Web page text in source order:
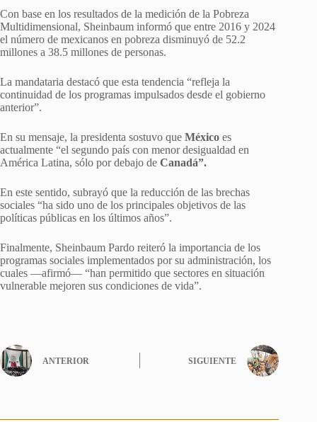
Con base en los resultados de la medición de la Pobreza
Multidimensional, Sheinbaum informó que entre 2016 y 2024
el número de mexicanos en pobreza disminuyó de 52.2
millones a 38.5 millones de personas.
La mandataria destacó que esta tendencia “refleja la
continuidad de los programas impulsados desde el gobierno
anterior”.
En su mensaje, la presidenta sostuvo que México es
actualmente “el segundo país con menor desigualdad en
América Latina, sólo por debajo de Canadá”.
En este sentido, subrayó que la reducción de las brechas
sociales “ha sido uno de los principales objetivos de las
políticas públicas en los últimos años”.
Finalmente, Sheinbaum Pardo reiteró la importancia de los
programas sociales implementados por su administración, los
cuales —afirmó— “han permitido que sectores en situación
vulnerable mejoren sus condiciones de vida”.
ANTERIOR SIGUIENTE